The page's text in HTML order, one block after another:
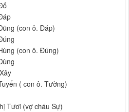
(con ô. Đáp)
(con ô. Đúng)
( con ô. Tường)
Tươi (vợ cháu Sự)